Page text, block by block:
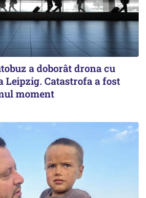
a doborât drona cu
Leipzig. Catastrofa a fost
moment